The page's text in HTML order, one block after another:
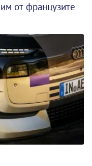
от французите